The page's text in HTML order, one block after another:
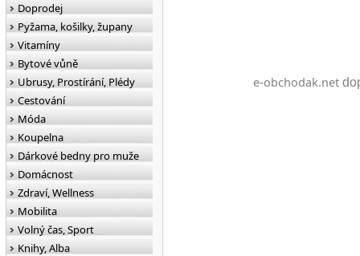
e-obchodak.net
Doprodej
Pyžama, košilky, župany
Vitamíny
Bytové vůně
Ubrusy, Prostírání, Plédy
Cestování
Móda
Koupelna
Dárkové bedny pro muže
Domácnost
Zdraví, Wellness
Mobilita
Volný čas, Sport
Knihy, Alba